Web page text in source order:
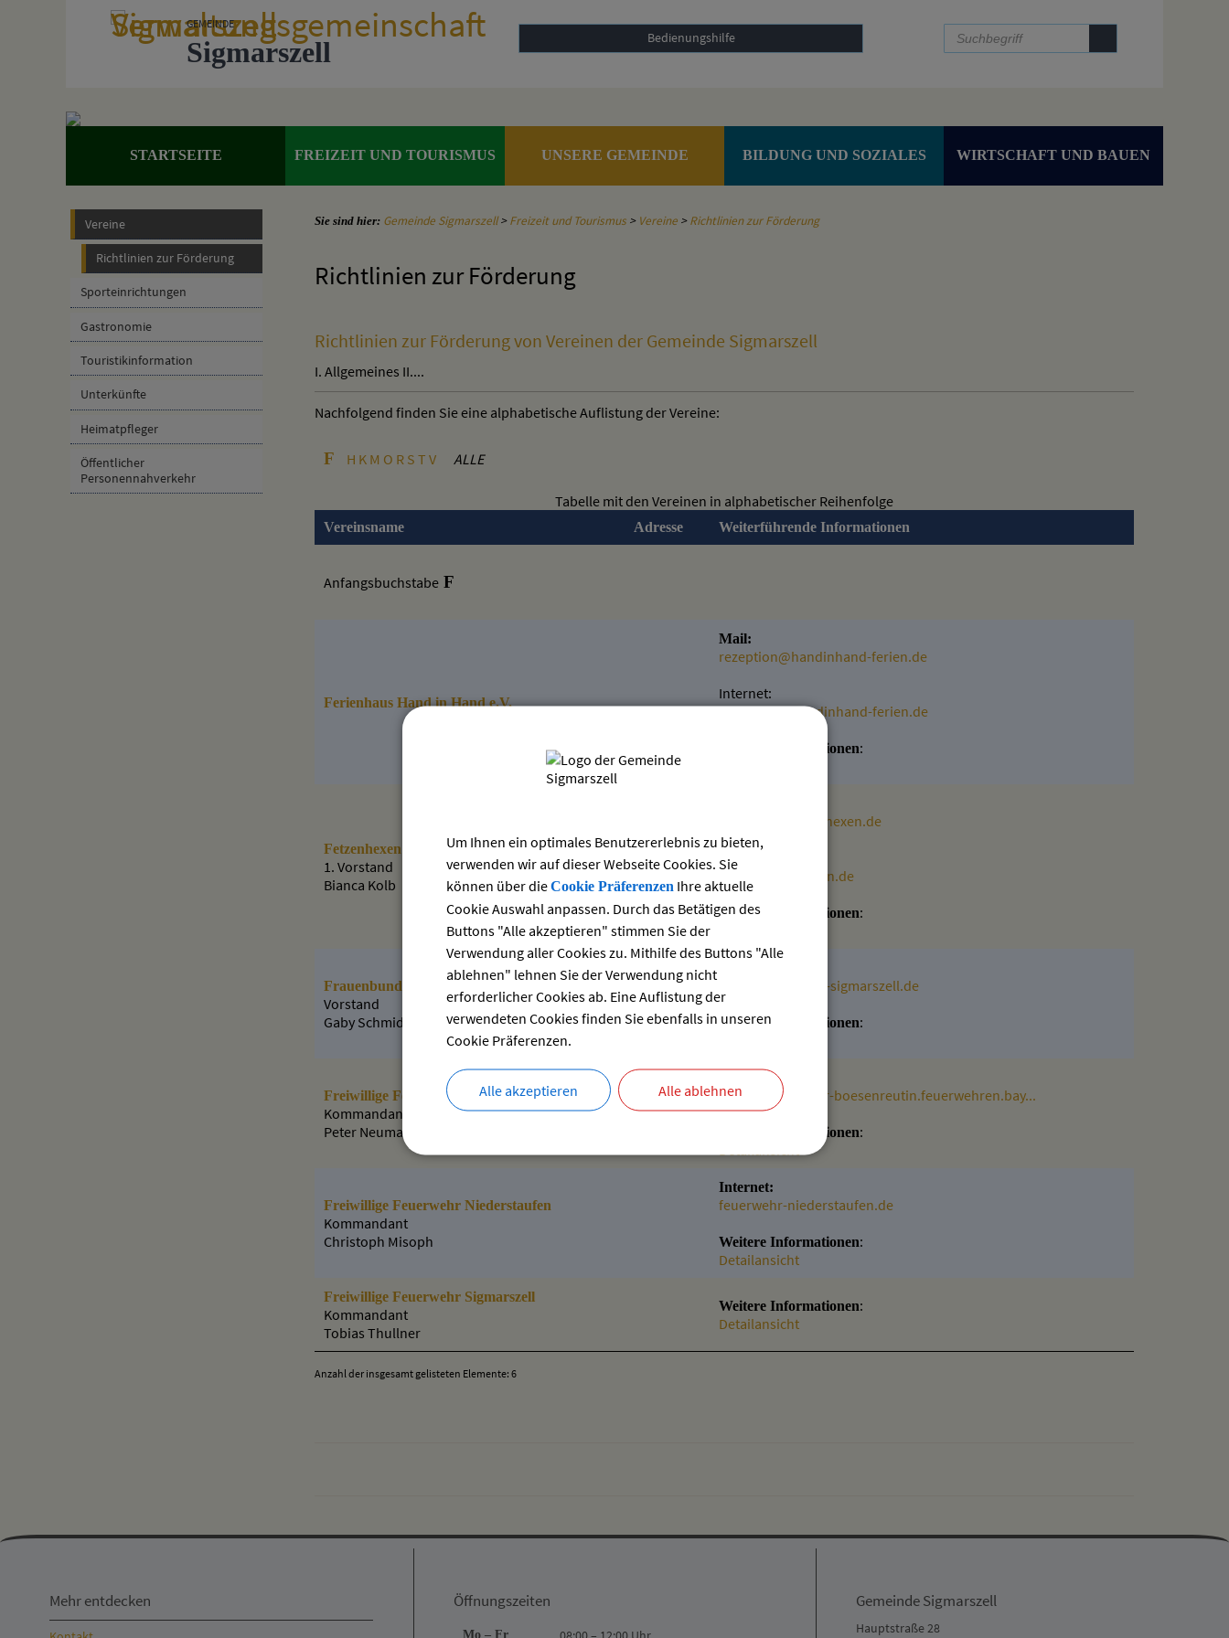
zur Navigation zur Startseite
GEMEINDE
Sigmarszell Bedienungshilfe
STARTSEITE FREIZEIT UND TOURISMUS UNSERE GEMEINDE BILDUNG UND SOZIALES WIRTSCHAFT UND BAUEN
Vereine
Richtlinien zur Förderung
Sporteinrichtungen
Gastronomie
Touristikinformation
Unterkünfte
Heimatpfleger
Öffentlicher
Personennahverkehr
Sie sind hier: Gemeinde Sigmarszell>Freizeit und Tourismus > Vereine >Richtlinien zur Förderung
Richtlinien zur Förderung
Richtlinien zur Förderung von Vereinen der Gemeinde Sigmarszell
I. Allgemeines II....
Nachfolgend finden Sie eine alphabetische Auflistung der Vereine:
F H K M O R S T V ALLE
Tabelle mit den Vereinen in alphabetischer Reihenfolge
Vereinsname Adresse Weiterführende Informationen
Anfangsbuchstabe F
Ferienhaus Hand in Hand e.V.
Mail:
rezeption@handinhand-ferien.de
Internet:
http://www.handinhand-ferien.de
Weitere Informationen:
Fetzenhexen Bösenreutin
1. Vorstand
Bianca Kolb
vorstand@fetzenhexen.de
Internet:
http://fetzenhexen.de
Weitere Informationen:
Frauenbund Sigmarszell
Vorstand
Gaby Schmid und Susanne Hirscher
www.frauenbund-sigmarszell.de
Weitere Informationen:
Freiwillige Feuerwehr Bösenreutin
Kommandant
Peter Neumann
Internet:
https://feuerwehr-boesenreutin.feuerwehren.bay...
Weitere Informationen:
Freiwillige Feuerwehr Niederstaufen
Kommandant
Christoph Misoph
Internet:
feuerwehr-niederstaufen.de
Weitere Informationen:
Detailansicht
Freiwillige Feuerwehr Sigmarszell
Kommandant
Tobias Thullner
Weitere Informationen:
Detailansicht
Anzahl der insgesamt gelisteten Elemente: 6
Um Ihnen ein optimales Benutzererlebnis zu bieten,
verwenden wir auf dieser Webseite Cookies. Sie
können über dieCookie Präferenzen Ihre aktuelle
Cookie Auswahl anpassen. Durch das Betätigen des
Buttons "Alle akzeptieren" stimmen Sie der
Verwendung aller Cookies zu. Mithilfe des Buttons "Alle
ablehnen" lehnen Sie der Verwendung nicht
erforderlicher Cookies ab. Eine Auflistung der
verwendeten Cookies finden Sie ebenfalls in unseren
Cookie Präferenzen.
Alle akzeptieren Alle ablehnen
entdecken,
Öffnungszeiten
Mehr entdecken Öffnungszeiten
Mo – Fr
Gemeinde Sigmarszell
Hauptstraße 28